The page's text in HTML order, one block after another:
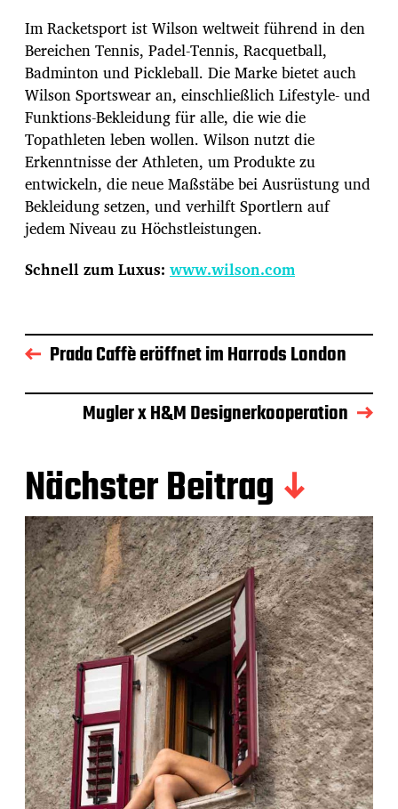
Im Racketsport ist Wilson weltweit führend in den
Bereichen Tennis, Padel-Tennis, Racquetball,
Badminton und Pickleball. Die Marke bietet auch
Wilson Sportswear an, einschließlich Lifestyle- und
Funktions-Bekleidung für alle, die wie die
Topathleten leben wollen. Wilson nutzt die
Erkenntnisse der Athleten, um Produkte zu
entwickeln, die neue Maßstäbe bei Ausrüstung und
Bekleidung setzen, und verhilft Sportlern auf
jedem Niveau zu Höchstleistungen.
Schnell zum Luxus: www.wilson.com
Prada Caffè eröffnet im Harrods London
Mugler x H&M Designerkooperation
Nächster Beitrag